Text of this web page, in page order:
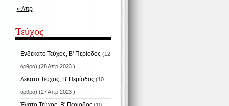
« Απρ
Τεύχος
Ενδέκατο Τεύχος, Β' Περίοδος (12
άρθρα) (28 Απρ 2023 )
Δέκατο Τεύχος, Β' Περίοδος (10
άρθρα) (27 Απρ 2023 )
Ένατο Τεύχος, Β' Περίοδος (10